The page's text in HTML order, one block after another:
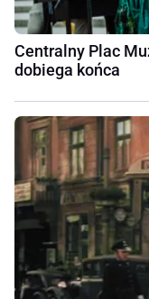
Centralny Plac
dobiega końca